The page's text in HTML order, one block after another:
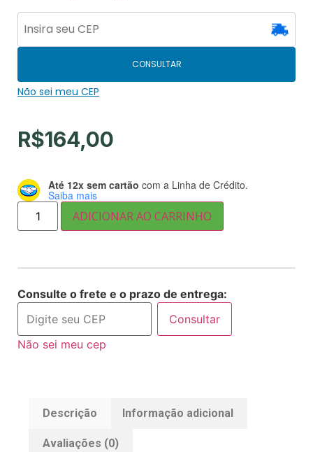
CONSULTAR
Não sei meu CEP
R$164,00
Até 12x sem cartão com a Linha de Crédito.
Saiba mais
ADICIONAR AO CARRINHO
Consulte o frete e o prazo de entrega:
Consultar
Não sei meu cep
Descrição Informação adicional
Avaliações (0)